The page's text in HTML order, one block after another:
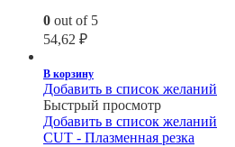
0 out of 5
54,62 ₽
В корзину
Добавить в список желаний
Быстрый просмотр
Добавить в список желаний
CUT - Плазменная резка